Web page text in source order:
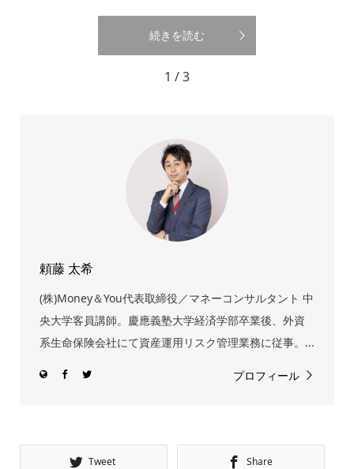
続きを読む
1 / 3
頼藤 太希
(株)Money＆You代表取締役／マネーコンサルタント 中
央大学客員講師。慶應義塾大学経済学部卒業後、外資
系生命保険会社にて資産運用リスク管理業務に従事。...
プロフィール
Tweet Share